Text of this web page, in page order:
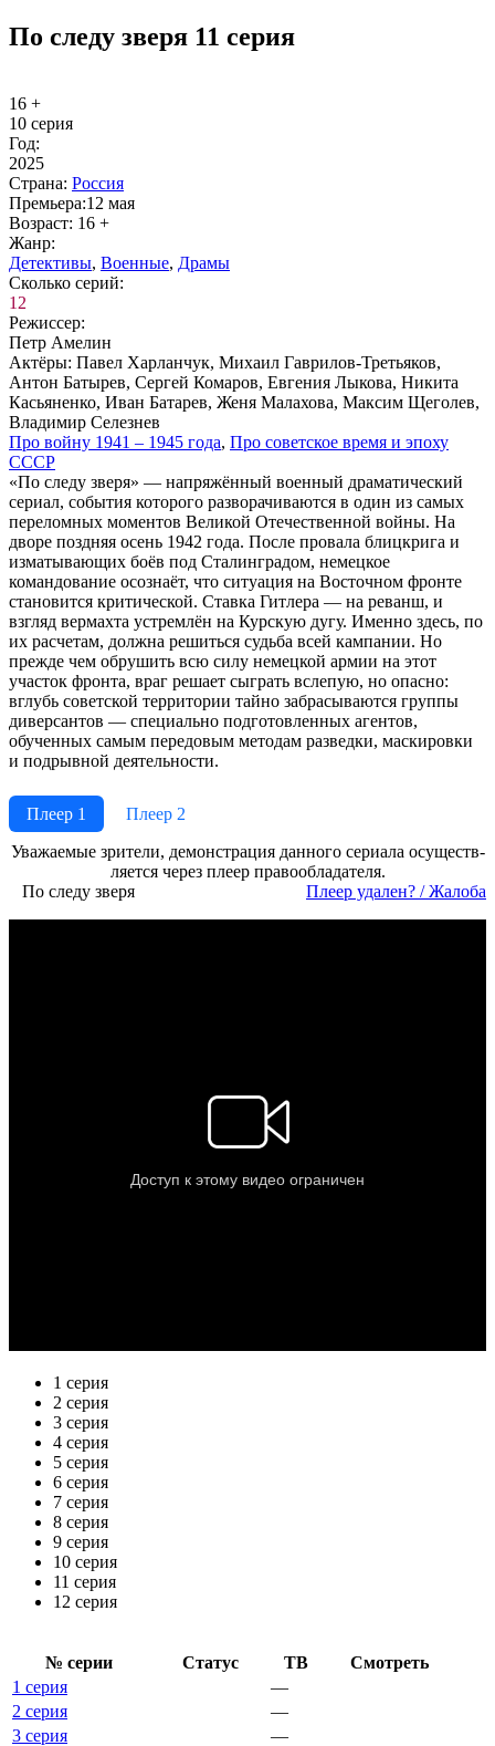
По следу зверя 11 серия
16 +
10 серия
Год:
2025
Стра­на: Рос­сия
Пре­мье­ра:12 мая
Воз­раст: 16 +
Жанр:
Де­тек­ти­вы, Во­ен­ные, Дра­мы
Сколь­ко се­рий:
12
Ре­жис­сер:
Петр Амелин
Ак­тё­ры: Павел Харланчук, Михаил Гаврилов-Третьяков,
Антон Батырев, Сергей Комаров, Евгения Лыкова, Никита
Касьяненко, Иван Батарев, Женя Малахова, Максим Щеголев,
Владимир Селезнев
Про вой­ну 1941 – 1945 го­да, Про со­вет­ское вре­мя и эпо­ху
СССР
«По следу зверя» — напряжённый военный драматический
сериал, события которого разворачиваются в один из самых
переломных моментов Великой Отечественной войны. На
дворе поздняя осень 1942 года. После провала блицкрига и
изматывающих боёв под Сталинградом, немецкое
командование осознаёт, что ситуация на Восточном фронте
становится критической. Ставка Гитлера — на реванш, и
взгляд вермахта устремлён на Курскую дугу. Именно здесь, по
их расчетам, должна решиться судьба всей кампании. Но
прежде чем обрушить всю силу немецкой армии на этот
участок фронта, враг решает сыграть вслепую, но опасно:
вглубь советской территории тайно забрасываются группы
диверсантов — специально подготовленных агентов,
обученных самым передовым методам разведки, маскировки
и подрывной деятельности.
Плеер 1
Плеер 2
Ува­жае­мые зри­те­ли, де­мон­ст­ра­ция дан­но­го се­риа­ла осу­ще­ст­в­
ля­ет­ся че­рез пле­ер пра­во­об­ла­да­те­ля.
По следу зверя
Пле­ер уда­лен? / Жа­ло­ба
1 серия
2 серия
3 серия
4 серия
5 серия
6 серия
7 серия
8 серия
9 серия
10 серия
11 серия
12 серия
№ се­рии Ста­тус ТВ
Смот­реть
1 серия
—
2 серия
—
3 серия
—